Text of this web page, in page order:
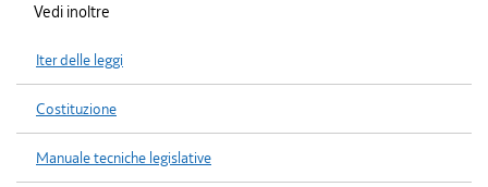
Vedi inoltre
Iter delle leggi
Costituzione
Manuale tecniche legislative